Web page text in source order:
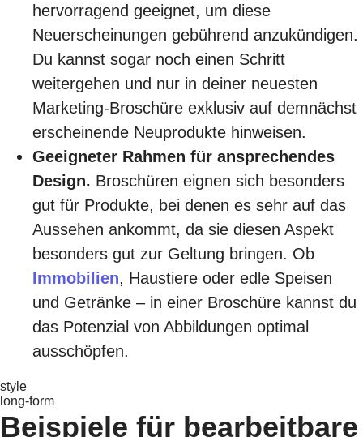
hervorragend geeignet, um diese
Neuerscheinungen gebührend anzukündigen.
Du kannst sogar noch einen Schritt
weitergehen und nur in deiner neuesten
Marketing-Broschüre exklusiv auf demnächst
erscheinende Neuprodukte hinweisen.
Geeigneter Rahmen für ansprechendes
Design. Broschüren eignen sich besonders
gut für Produkte, bei denen es sehr auf das
Aussehen ankommt, da sie diesen Aspekt
besonders gut zur Geltung bringen. Ob
Immobilien, Haustiere oder edle Speisen
und Getränke – in einer Broschüre kannst du
das Potenzial von Abbildungen optimal
ausschöpfen.
style
long-form
Beispiele für bearbeitbare